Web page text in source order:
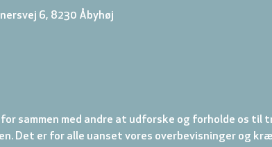
6, 8230 Åbyhøj
for sammen med andre at udforske og forholde os til
Det er for alle uanset vores overbevisninger og